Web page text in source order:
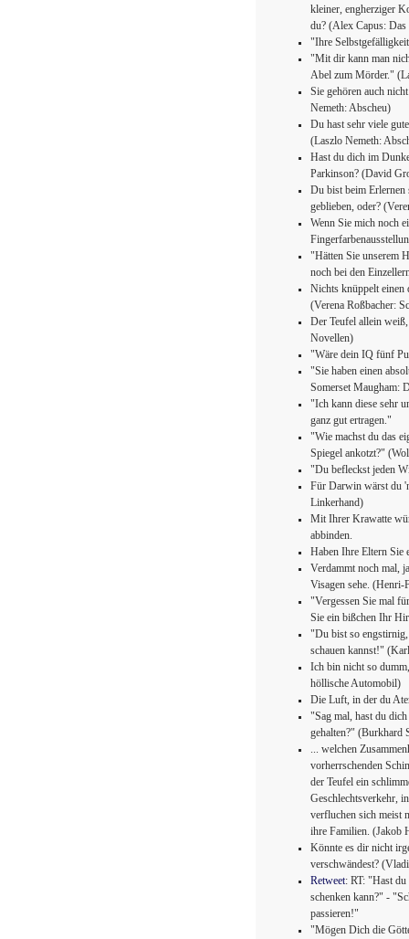
kleiner, engherziger
du? (Alex Capus: Das
"Ihre
"Mit dir kann man
Abel zum Mörder."
Sie gehören auch
Nemeth: Abscheu)
Du hast sehr viele
(Laszlo Nemeth:
Hast du dich im
Parkinson? (David
Du bist beim Erlernen
geblieben, oder?
Wenn Sie mich noch
"Hätten Sie unserem
noch bei den
Nichts knüppelt einen
(Verena Roßbacher:
Der Teufel allein
Novellen)
"Wäre dein IQ fünf
"Sie haben einen
Somerset Maugham:
"Ich kann diese sehr
ganz gut ertragen."
"Wie machst du das
Spiegel ankotzt?"
"Du befleckst jeden
Für Darwin wärst du
Linkerhand)
Mit Ihrer Krawatte
abbinden.
Haben Ihre Eltern Sie
Verdammt noch mal,
Visagen sehe. (Henri-
"Vergessen Sie mal
Sie ein bißchen Ihr
"Du bist so
schauen kannst!"
Ich bin nicht so
höllische Automobil)
Die Luft, in der du
"Sag mal, hast du
gehalten?" (Burkhard
... welchen
vorherrschenden
der Teufel ein
Geschlechtsverkehr,
verfluchen sich meist
ihre Familien. (Jakob
Könnte es dir nicht
verschwändest?
Retweet: RT: "Hast
schenken kann?" -
passieren!"
"Mögen Dich die